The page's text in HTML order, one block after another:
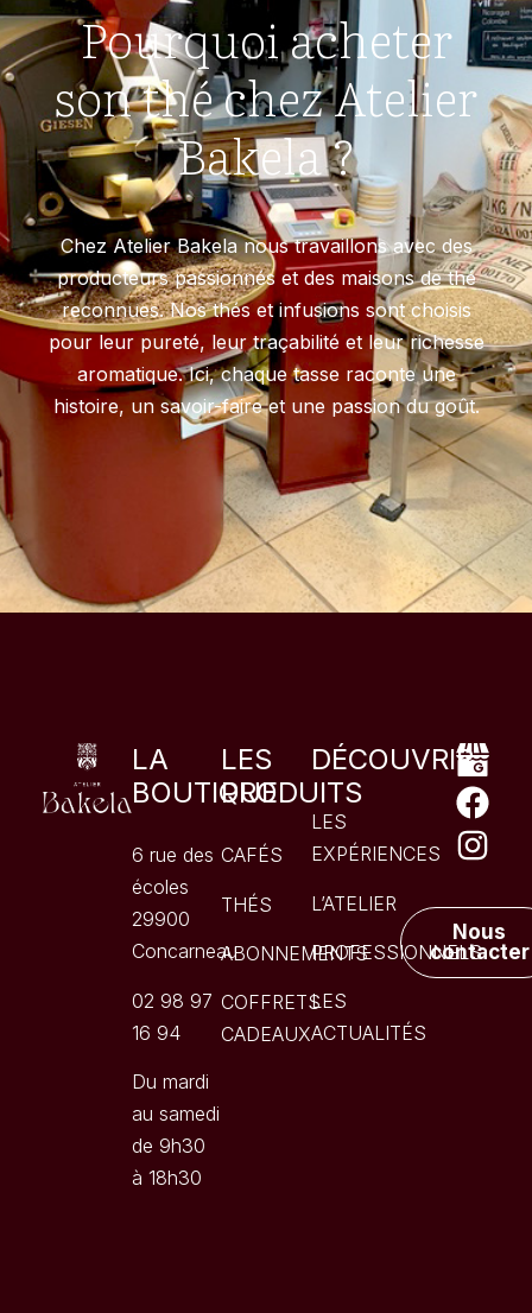
Pourquoi acheter
son thé chez Atelier
Bakela ?
Chez Atelier Bakela nous travaillons avec des
producteurs passionnés et des maisons de thé
reconnues. Nos thés et infusions sont choisis
pour leur pureté, leur traçabilité et leur richesse
aromatique. Ici, chaque tasse raconte une
histoire, un savoir-faire et une passion du goût.
LA
BOUTIQUE
6 rue des
écoles
29900
Concarneau
02 98 97
16 94
Du mardi
au samedi
de 9h30
à 18h30
LES
PRODUITS
CAFÉS
THÉS
ABONNEMENTS
COFFRETS
CADEAUX
DÉCOUVRIR
LES
EXPÉRIENCES
L’ATELIER
PROFESSIONNELS
LES
ACTUALITÉS
Nous
contacter